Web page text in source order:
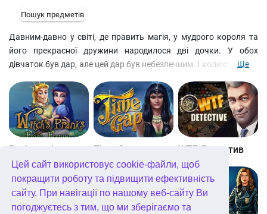
Цей сайт використовує cookie-файли, щоб
покращити роботу та підвищити ефективність
сайту. При навігації по нашому веб-сайту Ви
погоджуєтесь з тим, що ми зберігаємо та
Пошук предметів
Давним-давно у світі, де править магія, у мудрого короля та
його прекрасної дружини народилося дві дочки. У обох
дівчаток був дар, але цей дар був небезпечним. І коли старша з
вирішила вдатися до злих чарів. Що ж сталося потім і чому
старовинний замок нині зруйнований і перетворився на
обитель примар, вам і належить з'ясувати, завантаживши цю
чарівну гру на пошук предметів.
Ще
Time Gap WTF Детектив